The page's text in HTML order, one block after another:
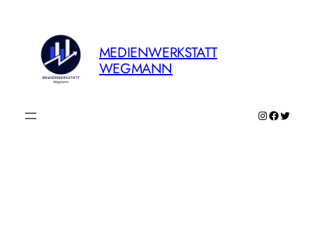
MEDIENWERKSTATT
WEGMANN
Instagram